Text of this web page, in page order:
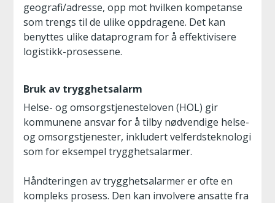
geografi/adresse, opp mot hvilken kompetanse
som trengs til de ulike oppdragene. Det kan
benyttes ulike dataprogram for å effektivisere
logistikk-prosessene.
Bruk av trygghetsalarm
Helse- og omsorgstjenesteloven (HOL) gir
kommunene ansvar for å tilby nødvendige helse-
og omsorgstjenester, inkludert velferdsteknologi
som for eksempel trygghetsalarmer.
Håndteringen av trygghetsalarmer er ofte en
kompleks prosess. Den kan involvere ansatte fra